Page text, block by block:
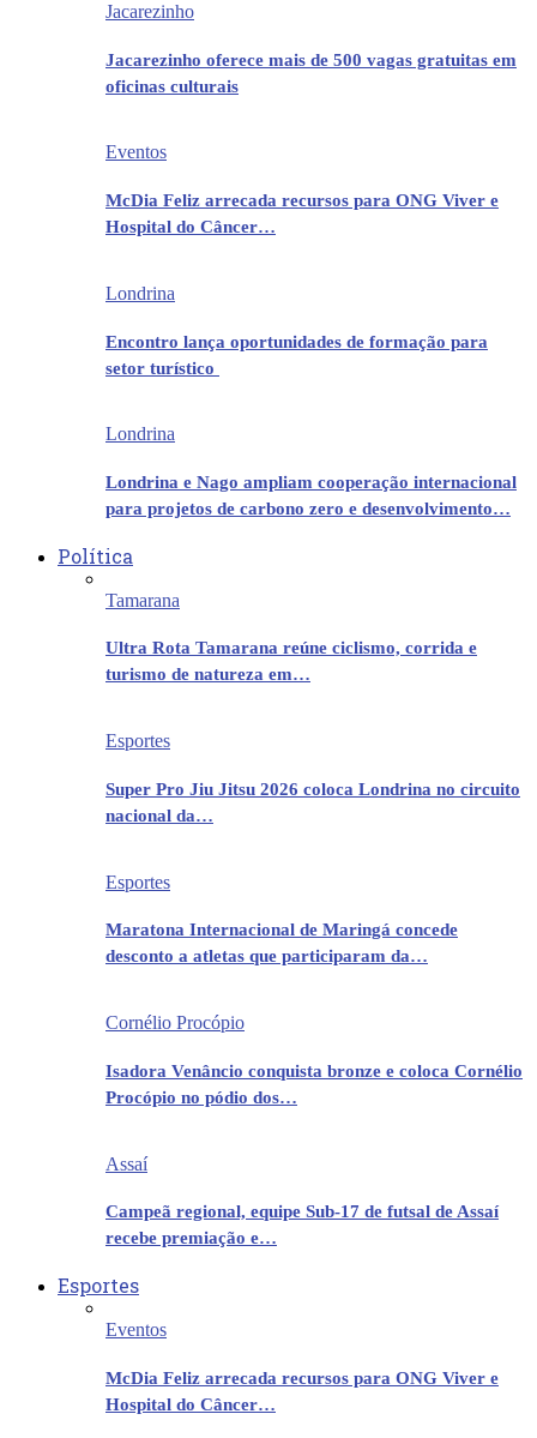
Jacarezinho
Jacarezinho oferece mais de 500 vagas gratuitas em
oficinas culturais
Eventos
McDia Feliz arrecada recursos para ONG Viver e
Hospital do Câncer…
Londrina
Encontro lança oportunidades de formação para
setor turístico
Londrina
Londrina e Nago ampliam cooperação internacional
para projetos de carbono zero e desenvolvimento…
Política
Tamarana
Ultra Rota Tamarana reúne ciclismo, corrida e
turismo de natureza em…
Esportes
Super Pro Jiu Jitsu 2026 coloca Londrina no circuito
nacional da…
Esportes
Maratona Internacional de Maringá concede
desconto a atletas que participaram da…
Cornélio Procópio
Isadora Venâncio conquista bronze e coloca Cornélio
Procópio no pódio dos…
Assaí
Campeã regional, equipe Sub-17 de futsal de Assaí
recebe premiação e…
Esportes
Eventos
McDia Feliz arrecada recursos para ONG Viver e
Hospital do Câncer…